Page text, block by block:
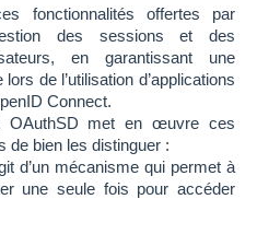
fonctionnalités offertes par
des sessions et des
en garantissant une
de l’utilisation d’applications
Connect.
OAuthSD met en œuvre ces
de bien les distinguer :
d’un mécanisme qui permet à
une seule fois pour accéder